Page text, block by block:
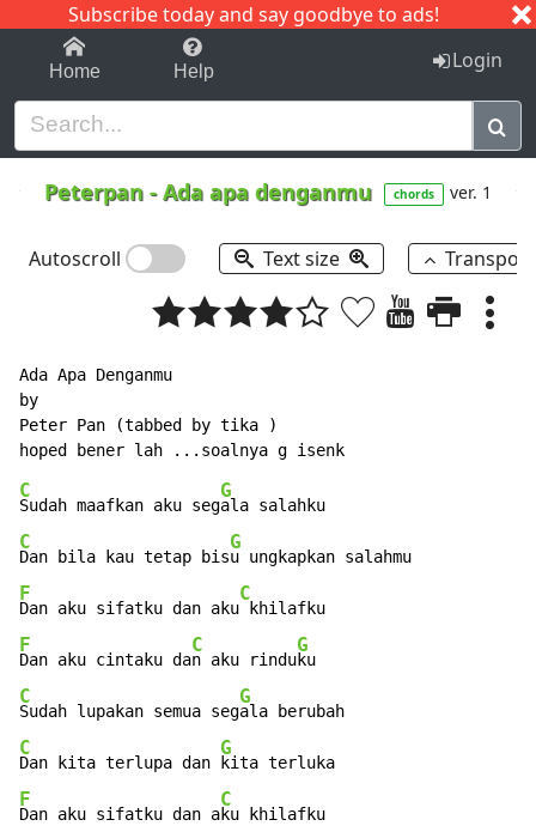
Subscribe today and say goodbye to ads!
1-9 C I J
Home Help Login
Peterpan -Ada apa denganmu chords ver. 1
Autoscroll Text size
Ada Apa Denganmu
by
Peter Pan (tabbed by tika )
C
Sudah maafkan aku seg
G
C
Dan bila kau tetap bis
G
F
Dan aku sifatku dan aku
C
F
Dan aku cintaku da
C
n aku rindu
G
C
Sudah lupakan semua seg
G
C
Dan kita terlupa dan
G
F
Dan aku sifatku dan a
C